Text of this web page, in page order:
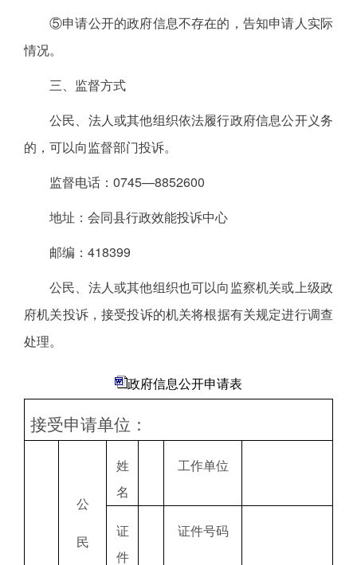
⑤申请公开的政府信息不存在的，告知申请人实际
情况。
三、监督方式
公民、法人或其他组织依法履行政府信息公开义务
的，可以向监督部门投诉。
监督电话：0745—8852600
地址：会同县行政效能投诉中心
邮编：418399
公民、法人或其他组织也可以向监察机关或上级政
府机关投诉，接受投诉的机关将根据有关规定进行调查
处理。
政府信息公开申请表
接受申请单位：
公
民
姓
名
工作单位
证
件
证件号码